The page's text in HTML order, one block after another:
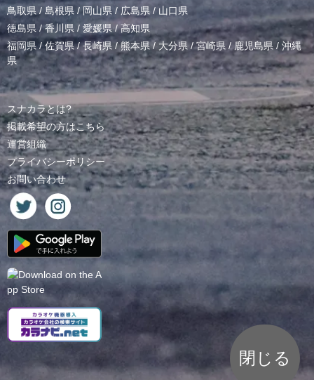
鳥取県/ 島根県 /岡山県/ 広島県 / 山口県
徳島県 /香川県 / 愛媛県/高知県
福岡県/佐賀県/長崎県 /熊本県/ 大分県/宮崎県 /鹿児島県 / 沖縄
県
スナカラとは?
掲載希望の方はこちら
運営組織
プライバシーポリシー
お問い合わせ
閉じる